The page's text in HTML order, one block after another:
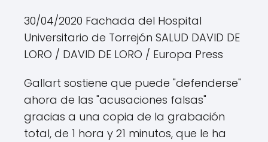
30/04/2020 Fachada del Hospital
Universitario de Torrejón SALUD DAVID DE
LORO / DAVID DE LORO / Europa Press
Gallart sostiene que puede "defenderse"
ahora de las "acusaciones falsas"
gracias a una copia de la grabación
total, de 1 hora y 21 minutos, que le ha